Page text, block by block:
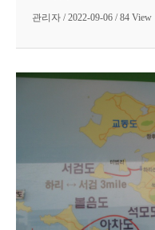
관리자 / 2022-09-06 / 84 View